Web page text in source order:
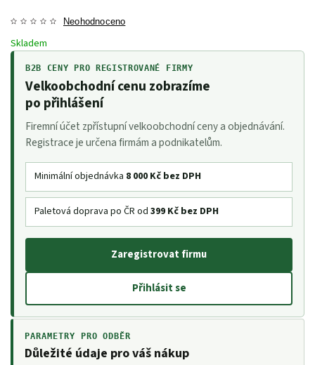
Neohodnoceno
Skladem
B2B CENY PRO REGISTROVANÉ FIRMY
Velkoobchodní cenu zobrazíme
po přihlášení
Firemní účet zpřístupní velkoobchodní ceny a objednávání.
Registrace je určena firmám a podnikatelům.
Minimální objednávka 8 000 Kč bez DPH
Paletová doprava po ČR od 399 Kč bez DPH
Zaregistrovat firmu
Přihlásit se
PARAMETRY PRO ODBĚR
Důležité údaje pro váš nákup